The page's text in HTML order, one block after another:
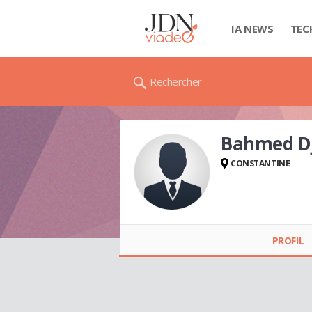
IA NEWS
Rechercher
Bahmed
CONSTANTINE
PROFIL